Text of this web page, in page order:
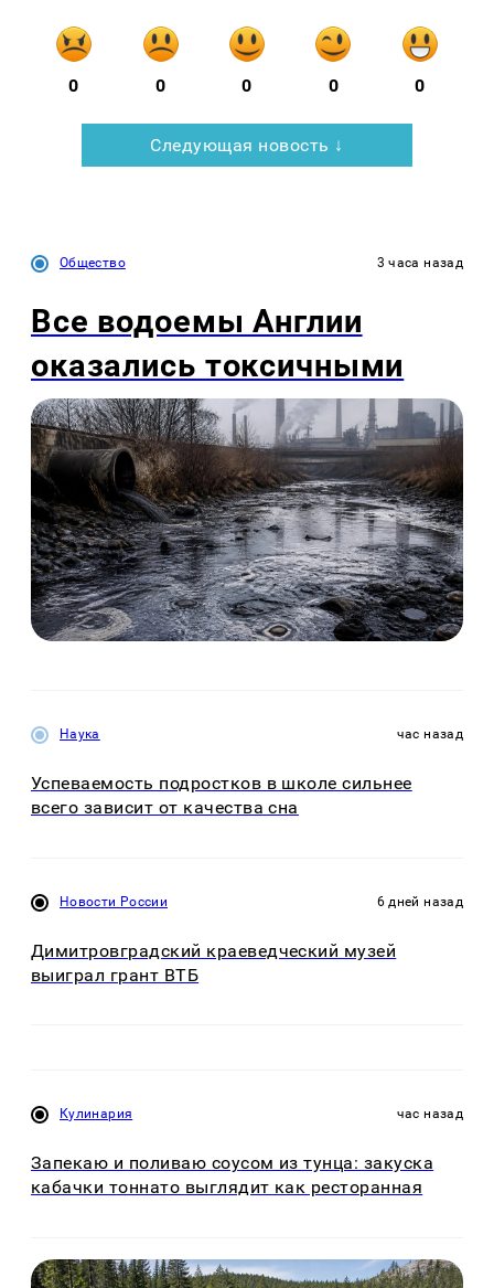
0 0 0 0 0
Следующая новость ↓
Общество 3 часа назад
Все водоемы Англии
оказались токсичными
Наука час назад
Успеваемость подростков в школе сильнее
всего зависит от качества сна
Новости России 6 дней назад
Димитровградский краеведческий музей
выиграл грант ВТБ
Кулинария час назад
Запекаю и поливаю соусом из тунца: закуска
кабачки тоннато выглядит как ресторанная